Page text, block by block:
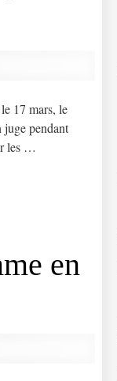
17 mars, le
juge pendant
les …
en